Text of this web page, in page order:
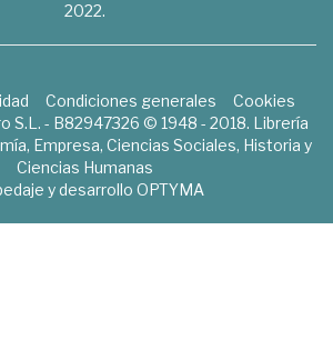
2022.
Condiciones generales
Cookies
S.L. - B82947326 © 1948 - 2018. Librería
Empresa, Ciencias Sociales, Historia y
Ciencias Humanas
y desarrollo OPTYMA